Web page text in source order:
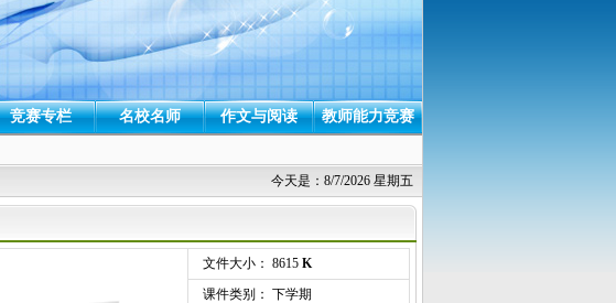
竞赛专栏 名校名师 作文与阅读 教师能力竞赛
今天是：8/7/2026 星期五
文件大小： 8615 K
课件类别： 下学期